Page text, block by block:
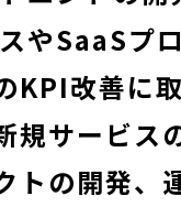
やSaaSプ
KPI改善に
規サービス
トの開発、